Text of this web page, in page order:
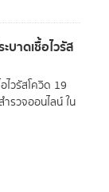
าดเชื้อไวรัส
วรัสโควิด 19
รวจออนไลน์ ใน